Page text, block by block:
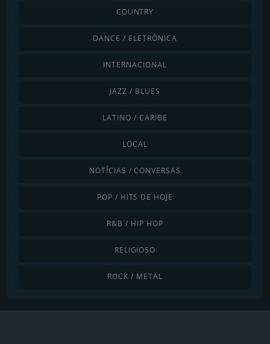
COUNTRY
DANCE / ELETRÔNICA
INTERNACIONAL
JAZZ / BLUES
LATINO / CARIBE
LOCAL
NOTÍCIAS / CONVERSAS
POP / HITS DE HOJE
R&B / HIP HOP
RELIGIOSO
ROCK / METAL